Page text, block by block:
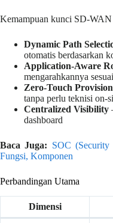
Kemampuan kunci SD-
Dynamic Path
otomatis berdasarkan
Application-Aware
mengarahkannya
Zero-Touch
tanpa perlu teknisi on-
Centralized Visibility
dashboard
Baca Juga: SOC (Security
Fungsi, Komponen
Perbandingan Utama
Dimensi